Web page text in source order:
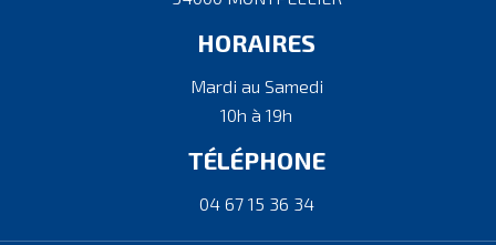
HORAIRES
Mardi au Samedi
10h à 19h
TÉLÉPHONE
04 67 15 36 34